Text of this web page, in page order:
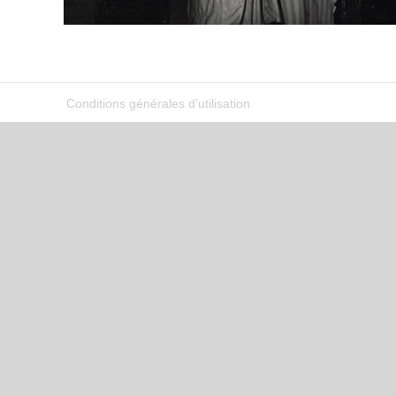
Conditions générales d’utilisation